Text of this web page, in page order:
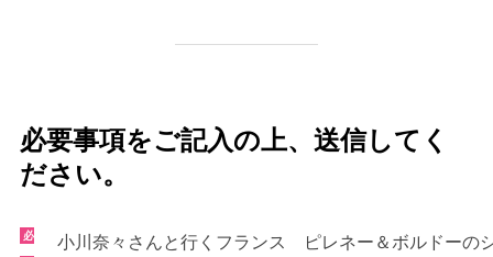
必要事項をご記入の上、送信してく
ださい。
必
小川奈々さんと行くフランス ピレネー＆ボルドーの